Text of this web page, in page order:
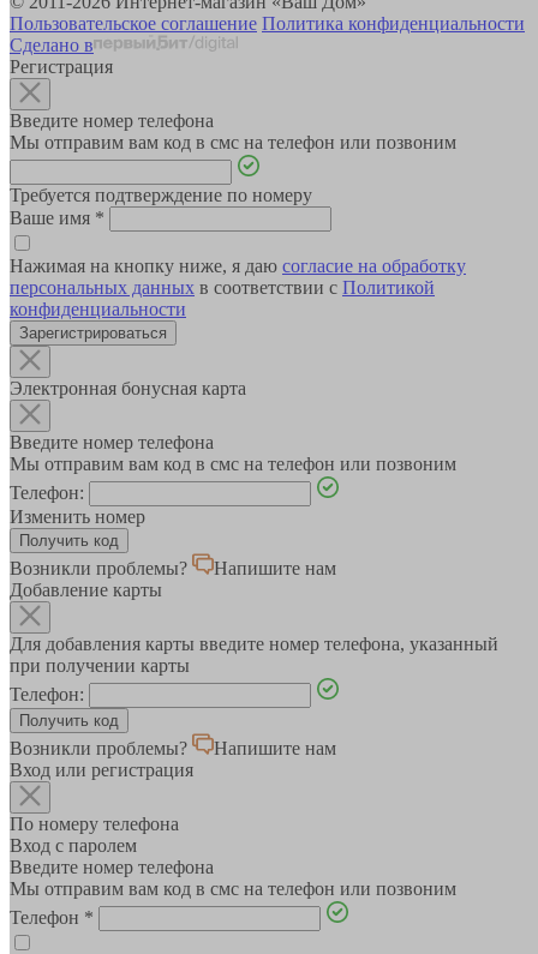
Пользовательское соглашение Политика конфиденциальности
Сделано в
Регистрация
Введите номер телефона
Мы отправим вам код в смс на телефон или позвоним
Требуется подтверждение по номеру
Ваше имя *
Нажимая на кнопку ниже, я даю согласие на обработку
персональных данных в соответствии с Политикой
конфиденциальности
Зарегистрироваться
Электронная бонусная карта
Введите номер телефона
Мы отправим вам код в смс на телефон или позвоним
Телефон:
Изменить номер
Возникли проблемы?
Напишите нам
Добавление карты
Для добавления карты введите номер телефона, указанный
при получении карты
Телефон:
Возникли проблемы?
Напишите нам
Вход или регистрация
По номеру телефона
Вход с паролем
Введите номер телефона
Мы отправим вам код в смс на телефон или позвоним
Телефон *